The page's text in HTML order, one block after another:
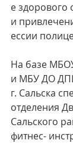
е здорового
и
ессии
На базе
и МБУ ДО
г. Сальска
отделения
Сальского
фитнес-